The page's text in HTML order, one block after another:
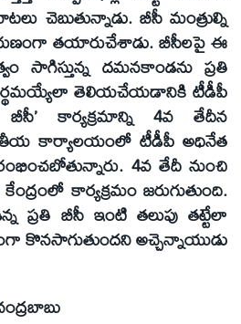
మాటలు చెబుతున్నాడు. బీసీ మంత్రుల్ని
తయారుచేశాడు. బీసీలపై ఈ
సాగిస్తున్న దమనకాండను ప్రతి
తెలియచేయడానికి టీడీపీ
కార్యక్రమాన్ని 4వ తేదీన
కార్యాలయంలో టీడీపీ అధినేత
4వ తేదీ నుంచి
కార్యక్రమం జరుగుతుంది.
ప్రతి బీసీ ఇంటి తలుపు తట్టేలా
కొనసాగుతుందని అచ్చెన్నాయుడు